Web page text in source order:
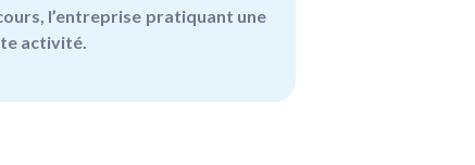
l’entreprise pratiquant une
activité.